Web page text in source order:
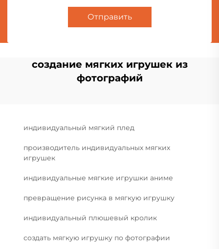
Отправить
создание мягких игрушек из
фотографий
индивидуальный мягкий плед
производитель индивидуальных мягких
игрушек
индивидуальные мягкие игрушки аниме
превращение рисунка в мягкую игрушку
индивидуальный плюшевый кролик
создать мягкую игрушку по фотографии